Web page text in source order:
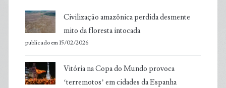
Civilização amazônica perdida desmente
mito da floresta intocada
publicado em 15/02/2026
Vitória na Copa do Mundo provoca
‘terremotos’ em cidades da Espanha